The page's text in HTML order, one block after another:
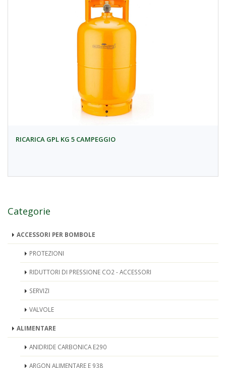
RICARICA GPL KG 5 CAMPEGGIO
Categorie
ACCESSORI PER BOMBOLE
PROTEZIONI
RIDUTTORI DI PRESSIONE CO2 - ACCESSORI
SERVIZI
VALVOLE
ALIMENTARE
ANIDRIDE CARBONICA E290
ARGON ALIMENTARE E 938